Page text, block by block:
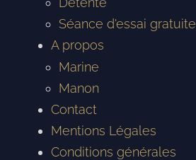
Séance d'essai gratuite
A propos
Marine
Manon
Contact
Mentions Légales
Conditions générales